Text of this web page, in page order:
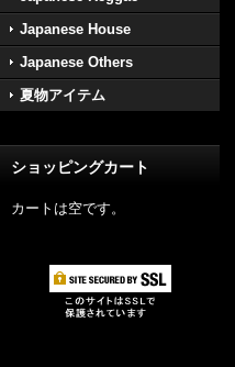
Japanese House
Japanese Others
夏物アイテム
ショッピングカート
カートは空です。